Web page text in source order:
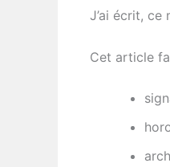
J’ai écrit,
Cet article